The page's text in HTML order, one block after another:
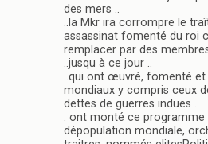
des mers ..
..la Mkr ira corrompre le
assassinat fomenté du roi
remplacer par des
..jusqu à ce jour ..
..qui ont œuvré, fomenté
mondiaux y compris ceux
dettes de guerres indues ..
. ont monté ce programme
dépopulation mondiale,